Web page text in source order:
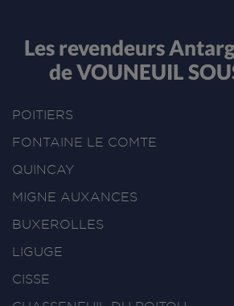
Les revendeurs
de VOUNEUIL
POITIERS
FONTAINE LE COMTE
QUINCAY
MIGNE AUXANCES
BUXEROLLES
LIGUGE
CISSE